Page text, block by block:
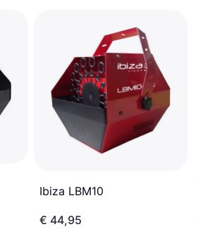
Ibiza LBM10
€ 44,95